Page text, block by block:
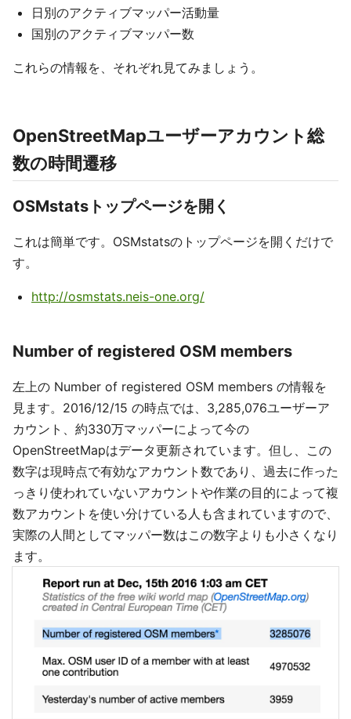
日別のアクティブマッパー活動量
国別のアクティブマッパー数
これらの情報を、それぞれ見てみましょう。
OpenStreetMapユーザーアカウント総
数の時間遷移
OSMstatsトップページを開く
これは簡単です。OSMstatsのトップページを開くだけで
す。
http://osmstats.neis-one.org/
Number of registered OSM members
左上の Number of registered OSM members の情報を
見ます。2016/12/15 の時点では、3,285,076ユーザーア
カウント、約330万マッパーによって今の
OpenStreetMapはデータ更新されています。但し、この
数字は現時点で有効なアカウント数であり、過去に作った
っきり使われていないアカウントや作業の目的によって複
数アカウントを使い分けている人も含まれていますので、
実際の人間としてマッパー数はこの数字よりも小さくなり
ます。